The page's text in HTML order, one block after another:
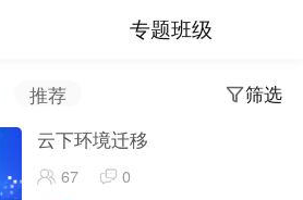
专题班级
推荐
筛选
云下环境迁移
67 0